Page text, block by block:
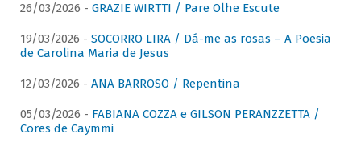
26/03/2026 - GRAZIE WIRTTI / Pare Olhe Escute
19/03/2026 - SOCORRO LIRA / Dá-me as rosas – A Poesia
de Carolina Maria de Jesus
12/03/2026 - ANA BARROSO / Repentina
05/03/2026 - FABIANA COZZA e GILSON PERANZZETTA /
Cores de Caymmi